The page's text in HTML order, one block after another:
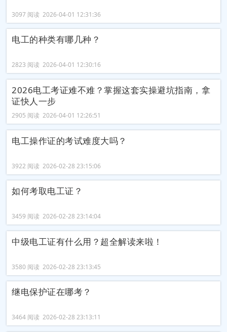
3097 阅读 2026-04-01 12:31:36
电工的种类有哪几种？
2823 阅读 2026-04-01 12:30:16
2026电工考证难不难？掌握这套实操避坑指南，拿
证快人一步
2905 阅读 2026-04-01 12:26:51
电工操作证的考试难度大吗？
3922 阅读 2026-02-28 23:15:06
如何考取电工证？
3459 阅读 2026-02-28 23:14:04
中级电工证有什么用？超全解读来啦！
3580 阅读 2026-02-28 23:13:45
继电保护证在哪考？
3464 阅读 2026-02-28 23:13:11